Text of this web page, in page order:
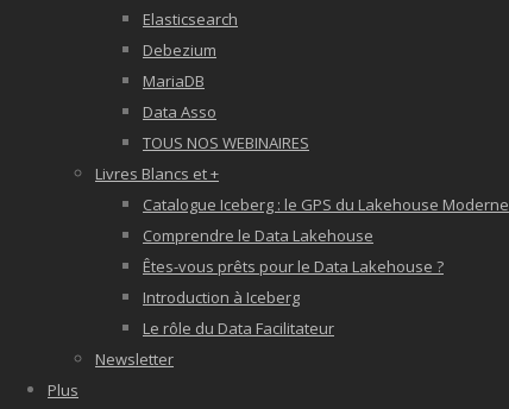
Elasticsearch
Debezium
MariaDB
Data Asso
TOUS NOS WEBINAIRES
Livres Blancs et +
Catalogue Iceberg : le GPS du Lakehouse Moderne
Comprendre le Data Lakehouse
Êtes-vous prêts pour le Data Lakehouse ?
Introduction à Iceberg
Le rôle du Data Facilitateur
Newsletter
Plus